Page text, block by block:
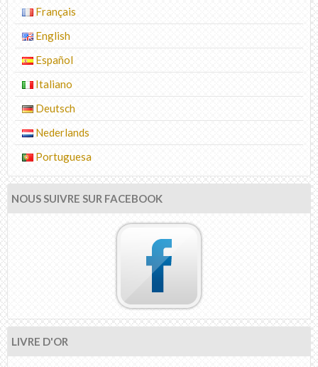
Français
English
Español
Italiano
Deutsch
Nederlands
Portuguesa
NOUS SUIVRE SUR FACEBOOK
LIVRE D'OR